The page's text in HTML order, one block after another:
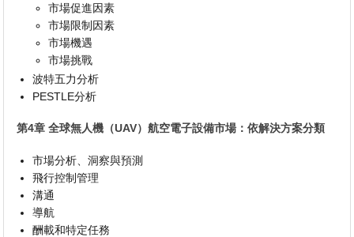
市場促進因素
市場限制因素
市場機遇
市場挑戰
波特五力分析
PESTLE分析
第4章 全球無人機（UAV）航空電子設備市場：依解決方案分類
市場分析、洞察與預測
飛行控制管理
溝通
導航
酬載和特定任務